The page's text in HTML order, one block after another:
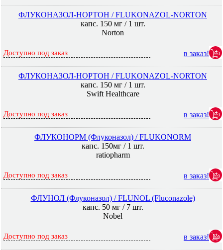
ФЛУКОНАЗОЛ-НОРТОН / FLUKONAZOL-NORTON
капс. 150 мг / 1 шт.
Norton
Доступно под заказ в заказ!
ФЛУКОНАЗОЛ-НОРТОН / FLUKONAZOL-NORTON
капс. 150 мг / 1 шт.
Swift Healthcare
Доступно под заказ в заказ!
ФЛУКОНОРМ (Флуконазол) / FLUKONORM
капс. 150мг / 1 шт.
ratiopharm
Доступно под заказ в заказ!
ФЛУНОЛ (Флуконазол) / FLUNOL (Fluconazole)
капс. 50 мг / 7 шт.
Nobel
Доступно под заказ в заказ!